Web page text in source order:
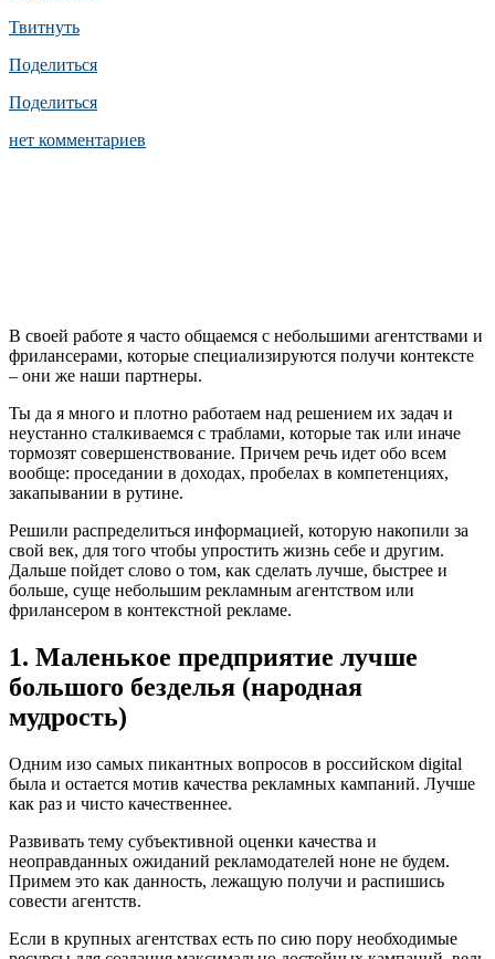
Твитнуть
Поделиться
Поделиться
нет комментариев
В своей работе я часто общаемся с небольшими агентствами и
фрилансерами, которые специализируются получи контексте
– они же наши партнеры.
Ты да я много и плотно работаем над решением их задач и
неустанно сталкиваемся с траблами, которые так или иначе
тормозят совершенствование. Причем речь идет обо всем
вообще: проседании в доходах, пробелах в компетенциях,
закапывании в рутине.
Решили распределиться информацией, которую накопили за
свой век, для того чтобы упростить жизнь себе и другим.
Дальше пойдет слово о том, как сделать лучше, быстрее и
больше, суще небольшим рекламным агентством или
фрилансером в контекстной рекламе.
1. Маленькое предприятие лучше
большого безделья (народная
мудрость)
Одним изо самых пикантных вопросов в российском digital
была и остается мотив качества рекламных кампаний. Лучше
как раз и чисто качественнее.
Развивать тему субъективной оценки качества и
неоправданных ожиданий рекламодателей ноне не будем.
Примем это как данность, лежащую получи и распишись
совести агентств.
Если в крупных агентствах есть по сию пору необходимые